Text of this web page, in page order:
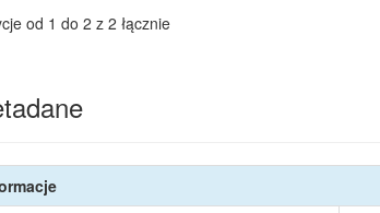
od 1 do 2 z 2 łącznie